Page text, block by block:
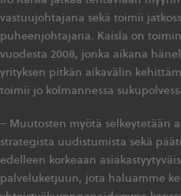
vastuujohtajana sekä toimii
puheenjohtajana. Kaisla on
vuodesta 2008, jonka aikana
yrityksen pitkän aikavälin
toimii jo kolmannessa
– Muutosten myötä selkeytetään
strategista uudistumista sekä
edelleen korkeaan
palveluketjuun, jota haluamme